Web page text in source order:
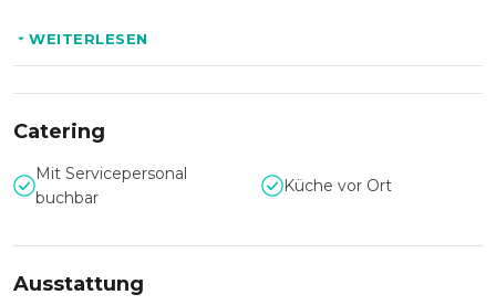
Wir verfügen über 400 Sitzplätze aufgeteilt in mehreren
Bereichen.
Zusätzlich befindet sich im 2 Obergeschoß der Ursulinensaal
Veranstaltungen – ob Seminare, Tagungen, Messen und
Kongresse, Gala-Abende und Bälle, Hochzeiten und private
WEITERLESEN
Catering
Mit Servicepersonal
buchbar
Küche vor Ort
Ausstattung